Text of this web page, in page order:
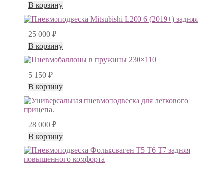
В корзину
25 000 ₽
В корзину
5 150 ₽
В корзину
28 000 ₽
В корзину